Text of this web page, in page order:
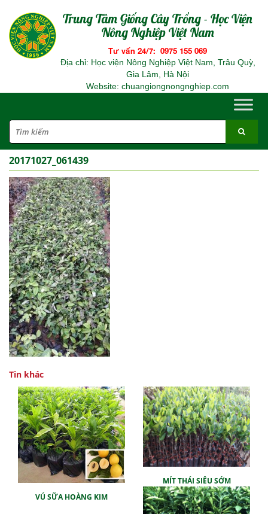
Trung Tâm Giống Cây Trồng - Học Viện
Nông Nghiệp Việt Nam
Tư vấn 24/7: 0975 155 069
Địa chỉ: Học viện Nông Nghiệp Việt Nam, Trâu Quỳ,
Gia Lâm, Hà Nội
Website: chuangiongnongnghiep.com
20171027_061439
Tin khác
VÚ SỮA HOÀNG KIM
MÍT THÁI SIÊU SỚM